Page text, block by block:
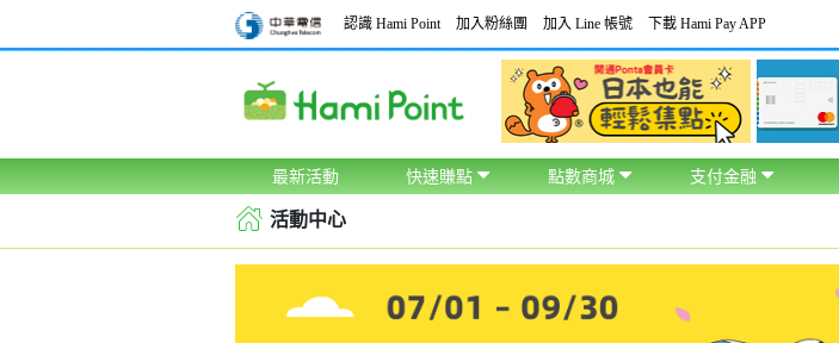
認識 Hami Point 加入粉絲團 加入 Line 帳號 下載 Hami Pay APP
最新活動 快速賺點 點數商城 支付金融
活動中心